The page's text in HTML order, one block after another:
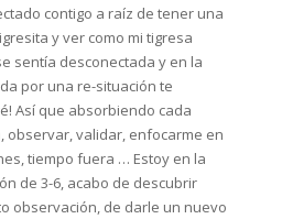
contigo a raíz de tener una
y ver como mi tigresa
sentía desconectada y en la
por una re-situación te
Así que absorbiendo cada
observar, validar, enfocarme en
tiempo fuera … Estoy en la
de 3-6, acabo de descubrir
observación, de darle un nuevo